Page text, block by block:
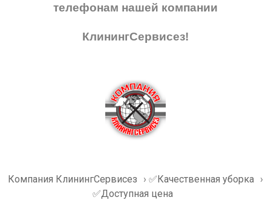
телефонам нашей компании
КлинингСервисез!
Компания КлинингСервисез › ✅Качественная уборка ›
✅Доступная цена